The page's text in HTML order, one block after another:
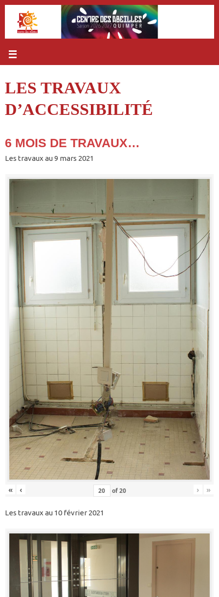
Passer
contenu
LES TRAVAUX
D’ACCESSIBILITÉ
6 MOIS DE TRAVAUX…
Les travaux au 9 mars 2021
« ‹ of20 › »
Les travaux au 10 février 2021